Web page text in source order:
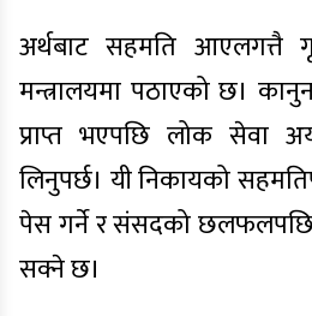
अर्थबाट सहमति आएलगत्तै
मन्त्रालयमा पठाएको छ।
प्राप्त भएपछि लोक सेवा
लिनुपर्छ। यी निकायको
पेस गर्ने र संसदको छलफलपछि
सक्ने छ।